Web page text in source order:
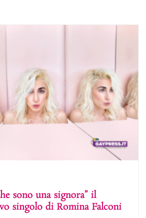
sono una signora” il
singolo di Romina Falconi